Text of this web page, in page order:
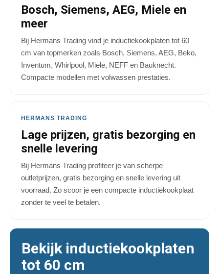
Bosch, Siemens, AEG, Miele en
meer
Bij Hermans Trading vind je inductiekookplaten tot 60
cm van topmerken zoals Bosch, Siemens, AEG, Beko,
Inventum, Whirlpool, Miele, NEFF en Bauknecht.
Compacte modellen met volwassen prestaties.
HERMANS TRADING
Lage prijzen, gratis bezorging en
snelle levering
Bij Hermans Trading profiteer je van scherpe
outletprijzen, gratis bezorging en snelle levering uit
voorraad. Zo scoor je een compacte inductiekookplaat
zonder te veel te betalen.
Bekijk inductiekookplaten
tot 60 cm